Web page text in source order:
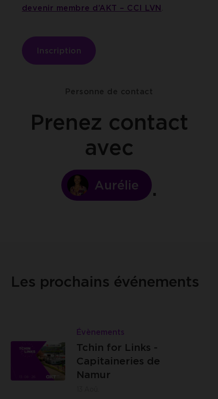
devenir membre d’AKT – CCI LVN .
Inscription
Personne de contact
Prenez contact
avec
Aurélie
Les prochains événements
Évènements
Tchin for Links -
Capitaineries de
Namur
Les
Capitaineries
de Namur -
Boulevard
for